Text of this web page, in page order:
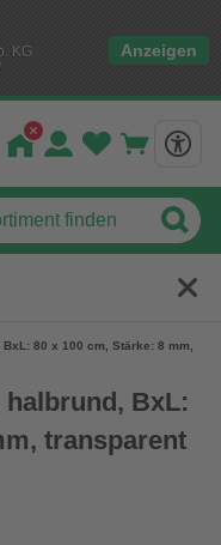
KG
Anzeigen
BxL: 80 x 100 cm, Stärke: 8 mm,
BxL:
transparent